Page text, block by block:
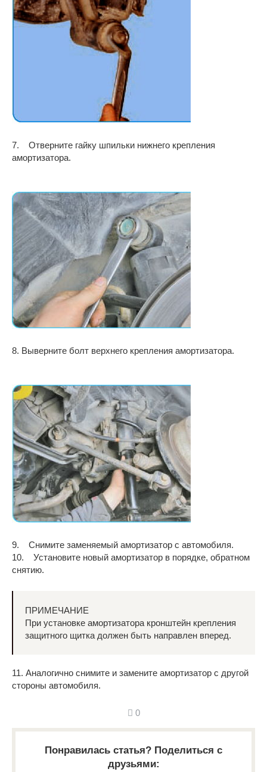
7. Отверните гайку шпильки нижнего крепления
амортизатора.
8. Выверните болт верхнего крепления амортизатора.
9. Снимите заменяемый амортизатор с автомобиля.
10. Установите новый амортизатор в порядке, обратном
снятию.
ПРИМЕЧАНИЕ
При установке амортизатора кронштейн крепления
защитного щитка должен быть направлен вперед.
11. Аналогично снимите и замените амортизатор с другой
стороны автомобиля.
0
Понравилась статья? Поделиться с
друзьями: